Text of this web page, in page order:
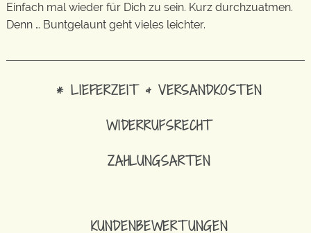
Einfach mal wieder für Dich zu sein. Kurz durchzuatmen.
Denn … Buntgelaunt geht vieles leichter.
* LIEFERZEIT & VERSANDKOSTEN
WIDERRUFSRECHT
ZAHLUNGSARTEN
KUNDENBEWERTUNGEN